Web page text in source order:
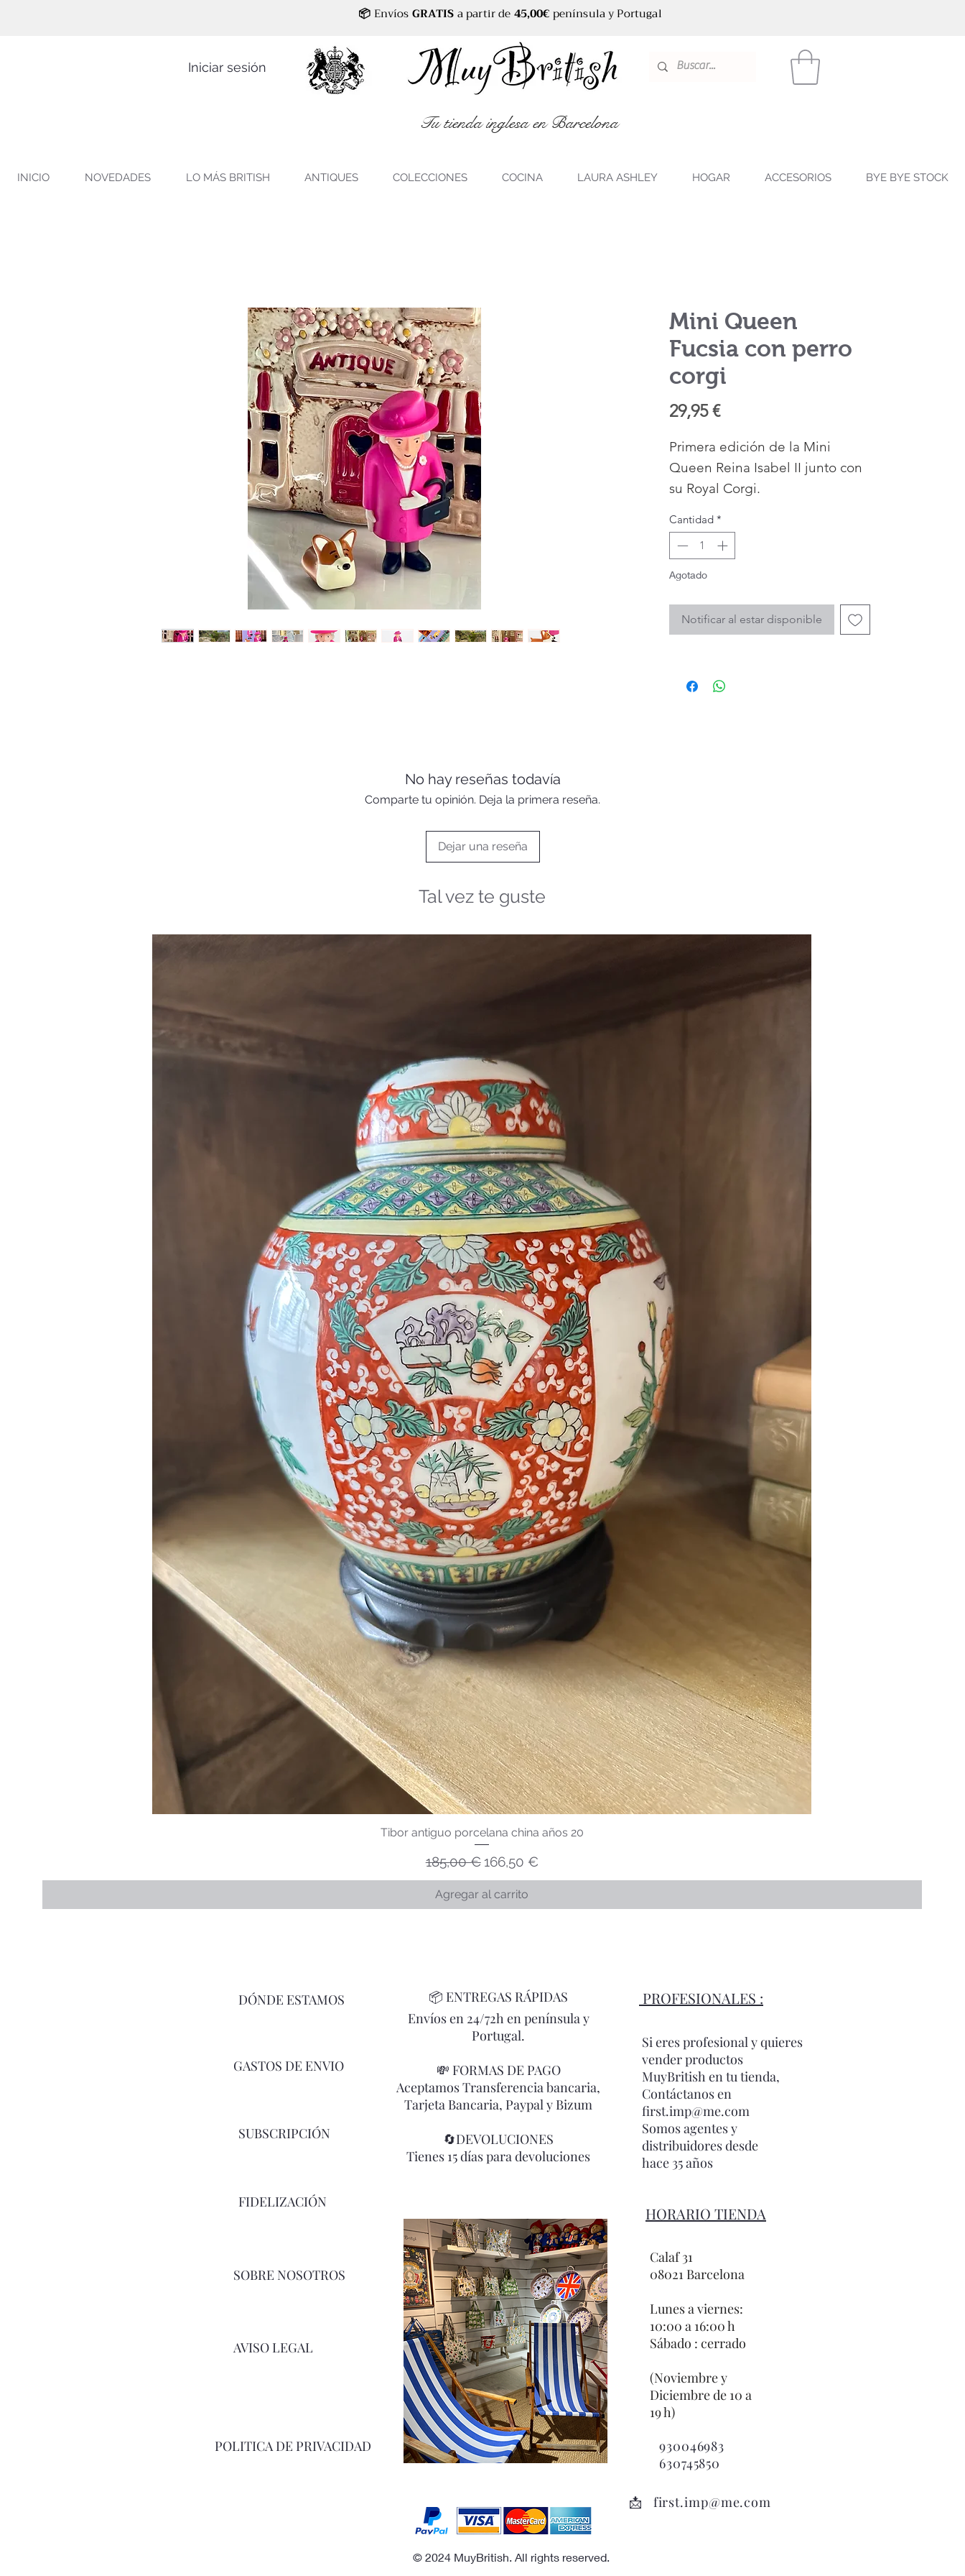
📦 EnvíosGRATISa partir de45,00€península y Portugal
Iniciar sesión
Tu tienda inglesa en Barcelona
INICIO NOVEDADES LO MÁS BRITISH ANTIQUES COLECCIONES COCINA LAURA ASHLEY HOGAR ACCESORIOS BYE BYE STOCK
Mini Queen
Fucsia con perro
corgi
29,95 €Precio
Primera edición de la Mini
Queen Reina Isabel II junto con
su Royal Corgi.
Mide 8 cm de altura.
Edición limitada
Material Pvc.
NO es un juguete, es una pieza
de coleccionista.
3 años ya que contiene piezas
pequeñas.
Cantidad *
Agotado
Notificar al estar disponible
No hay reseñas todavía
Comparte tu opinión. Deja la primera reseña.
Dejar una reseña
Tal vez te guste
Tibor antiguo porcelana china años 20
Precio
185,00 € Precio de oferta
166,50 €
Agregar al carrito
DÓNDE ESTAMOS
GASTOS DE ENVIO
SUBSCRIPCIÓN
📦 ENTREGAS RÁPIDAS
Envíos en 24/72h en península y
Portugal.
💸 FORMAS DE PAGO
Aceptamos Transferencia bancaria,
Tarjeta Bancaria, Paypal y Bizum
🔄DEVOLUCIONES
Tienes 15 días para devoluciones
PROFESIONALES :
Si eres profesional y quieres
vender productos
MuyBritish en tu tienda,
Contáctanos en
first.imp@me.com
Somos agentes y
distribuidores desde
hace 35 años
FIDELIZACIÓN
SOBRE NOSOTROS
AVISO LEGAL
POLITICA DE PRIVACIDAD
HORARIO TIENDA
Calaf 31
08021 Barcelona
Lunes a viernes:
10:00 a 16:00 h
Sábado : cerrado
(Noviembre y
Diciembre de 10 a
19 h)
930046983
630745850
📩 first.imp@me.com
© 2024 MuyBritish. All rights reserved.